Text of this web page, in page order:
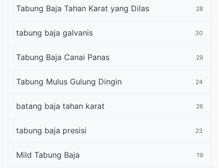
Tabung Baja Tahan Karat yang Dilas 28
tabung baja galvanis 30
Tabung Baja Canai Panas 29
Tabung Mulus Gulung Dingin 24
batang baja tahan karat 26
tabung baja presisi 23
Mild Tabung Baja 19